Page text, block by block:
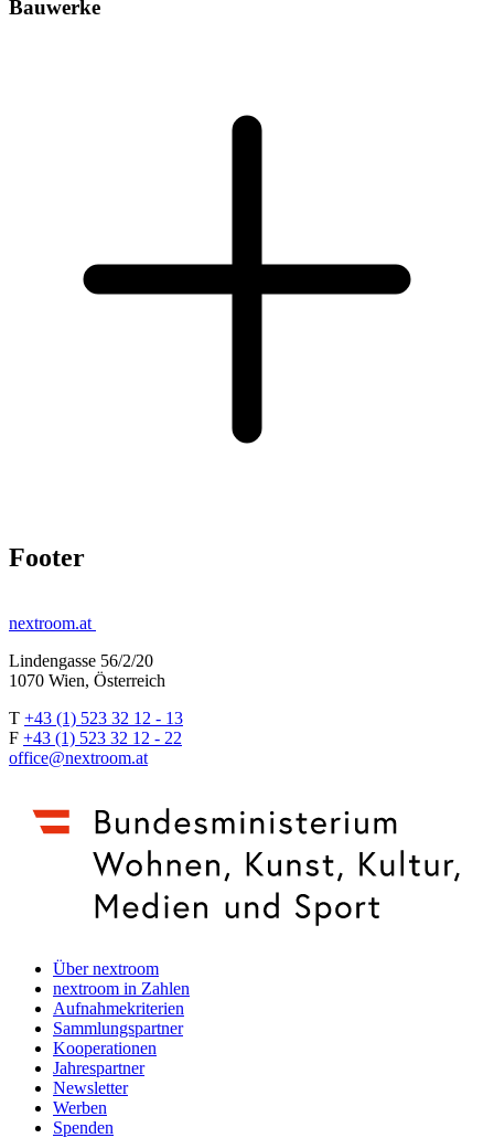
Bauwerke
Footer
nextroom.at
Lindengasse 56/2/20
1070 Wien, Österreich
T +43 (1) 523 32 12 - 13
F +43 (1) 523 32 12 - 22
office@nextroom.at
Über nextroom
nextroom in Zahlen
Aufnahmekriterien
Sammlungspartner
Kooperationen
Jahrespartner
Newsletter
Werben
Spenden